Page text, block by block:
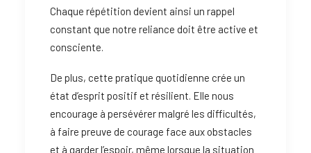
Chaque répétition devient ainsi un rappel
constant que notre reliance doit être active et
consciente.
De plus, cette pratique quotidienne crée un
état d’esprit positif et résilient. Elle nous
encourage à persévérer malgré les difficultés,
à faire preuve de courage face aux obstacles
et à garder l’espoir, même lorsque la situation